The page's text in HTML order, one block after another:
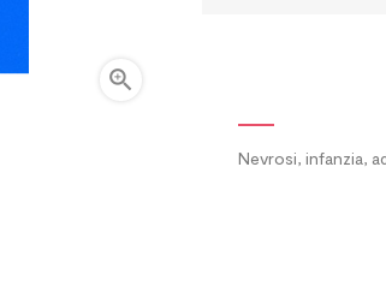

Nevrosi, infanzia,